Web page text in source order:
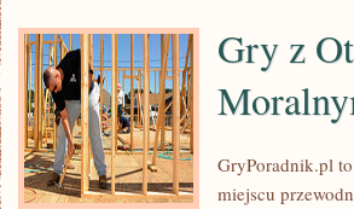
Gry z
GryPoradnik.pl
miejscu